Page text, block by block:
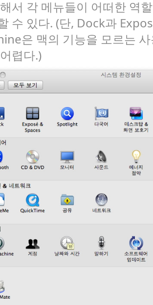
서 각 메뉴들이 어떠한 역
수 있다. (단, Dock과
은 맥의 기능을 모르는
어렵다.)